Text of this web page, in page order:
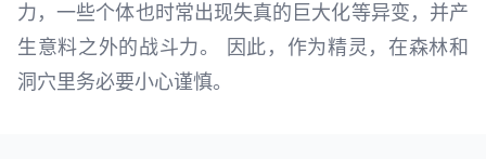
力，一些个体也时常出现失真的巨大化等异变，并产
生意料之外的战斗力。 因此，作为精灵，在森林和
洞穴里务必要小心谨慎。